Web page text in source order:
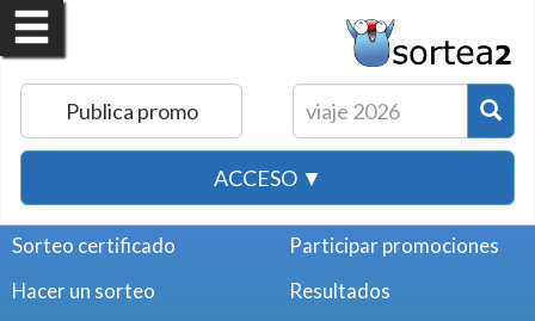
Publica promo
ACCESO ▼
Sorteo certificado
Hacer un sorteo
Participar promociones
Resultados